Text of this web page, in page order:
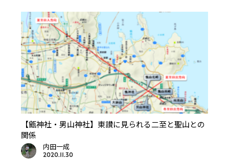
【甑神社・男山神社】東讃に見られる二至と聖山との
関係
内田一成
2020.11.30